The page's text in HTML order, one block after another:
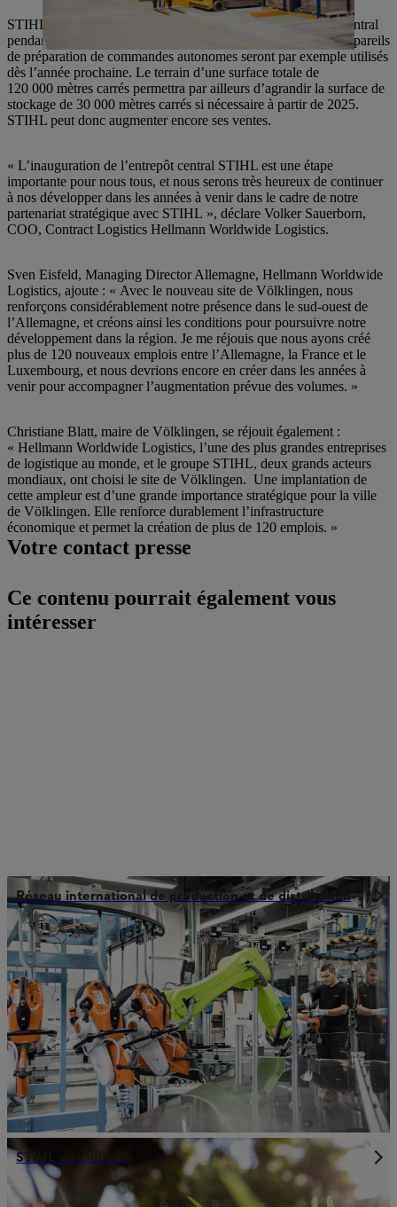
STIHL investit plus de 150 millions d’euros dans l’entrepôt central
pendant la durée contractuelle convenue jusqu’à 2032. Des appareils
de préparation de commandes autonomes seront par exemple utilisés
dès l’année prochaine. Le terrain d’une surface totale de
120 000 mètres carrés permettra par ailleurs d’agrandir la surface de
stockage de 30 000 mètres carrés si nécessaire à partir de 2025.
STIHL peut donc augmenter encore ses ventes.
« L’inauguration de l’entrepôt central STIHL est une étape
importante pour nous tous, et nous serons très heureux de continuer
à nos développer dans les années à venir dans le cadre de notre
partenariat stratégique avec STIHL », déclare Volker Sauerborn,
COO, Contract Logistics Hellmann Worldwide Logistics.
Sven Eisfeld, Managing Director Allemagne, Hellmann Worldwide
Logistics, ajoute : « Avec le nouveau site de Völklingen, nous
renforçons considérablement notre présence dans le sud-ouest de
l’Allemagne, et créons ainsi les conditions pour poursuivre notre
développement dans la région. Je me réjouis que nous ayons créé
plus de 120 nouveaux emplois entre l’Allemagne, la France et le
Luxembourg, et nous devrions encore en créer dans les années à
venir pour accompagner l’augmentation prévue des volumes. »
Christiane Blatt, maire de Völklingen, se réjouit également :
« Hellmann Worldwide Logistics, l’une des plus grandes entreprises
de logistique au monde, et le groupe STIHL, deux grands acteurs
mondiaux, ont choisi le site de Völklingen. Une implantation de
cette ampleur est d’une grande importance stratégique pour la ville
de Völklingen. Elle renforce durablement l’infrastructure
économique et permet la création de plus de 120 emplois. »
Votre contact presse
Ce contenu pourrait également vous
intéresser
Réseau international de production et de distribution
STIHL en chiffres